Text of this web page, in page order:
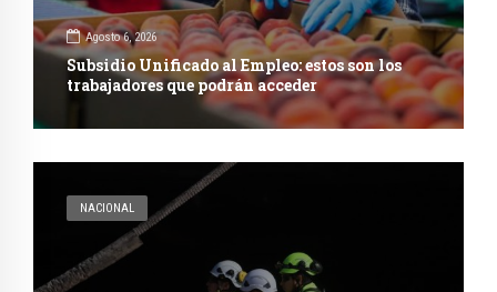
Agosto 6, 2026
Subsidio Unificado al Empleo: estos son los
trabajadores que podrán acceder
NACIONAL